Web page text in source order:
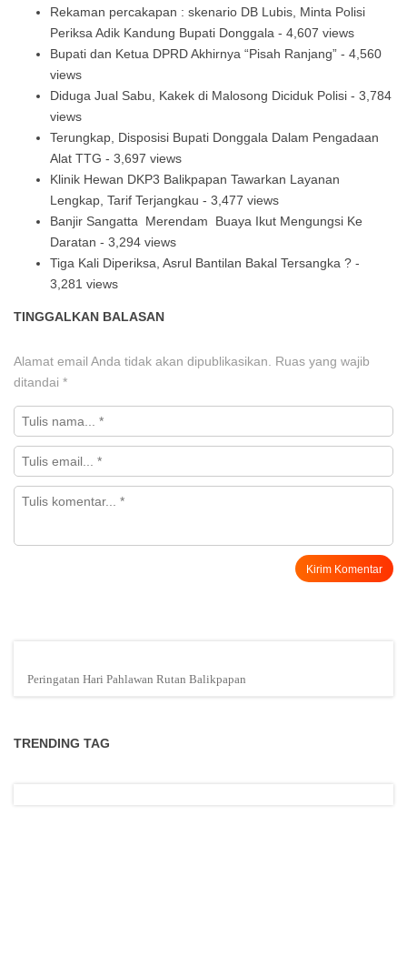
Rekaman percakapan : skenario DB Lubis, Minta Polisi
Periksa Adik Kandung Bupati Donggala - 4,607 views
Bupati dan Ketua DPRD Akhirnya “Pisah Ranjang” - 4,560
views
Diduga Jual Sabu, Kakek di Malosong Diciduk Polisi - 3,784
views
Terungkap, Disposisi Bupati Donggala Dalam Pengadaan
Alat TTG - 3,697 views
Klinik Hewan DKP3 Balikpapan Tawarkan Layanan
Lengkap, Tarif Terjangkau - 3,477 views
Banjir Sangatta Merendam Buaya Ikut Mengungsi Ke
Daratan - 3,294 views
Tiga Kali Diperiksa, Asrul Bantilan Bakal Tersangka ? -
3,281 views
TINGGALKAN BALASAN
Alamat email Anda tidak akan dipublikasikan.
Ruas yang wajib
ditandai *
Peringatan Hari Pahlawan Rutan Balikpapan
TRENDING TAG